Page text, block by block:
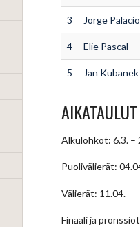
3 Jorge
4 Elie Pascal
5 Jan Kubanek
AIKATAULUT
Alkulohkot: 6.3. –
Puolivälierät:
Välierät: 11.04.
Finaali ja